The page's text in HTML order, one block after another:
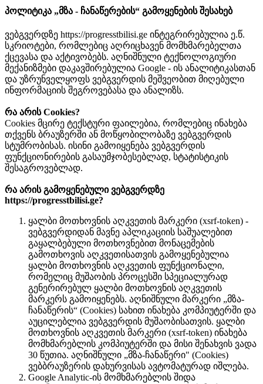
პოლიტიკა „მზა - ჩანაწერების“ გამოყენების შესახებ
ვებგვერდზე https://progresstbilisi.ge ინტეგრირებულია ე.წ.
სკრიოტები, რომლებიც აღრიცხავენ მომხმარებელთა
ქცევასა და აქტივობებს. აღნიშნული ტექნოლოგიური
მექანიზმები დაკავშირებულია Google - ის ანალიტიკასთან
და უზრუნველყოფს ვებგვერდის მეშვეობით მიღებული
ინფორმაციის შეგროვებასა და ანალიზს.
რა არის Cookies?
Cookies მცირე ტექსტური ფაილებია, რომლებიც ინახება
თქვენს ბრაუზერში ან მოწყობილობაზე ვებგვერდის
სტუმრობისას. ისინი გამოიყენება ვებგვერდის
ფუნქციონირების გასაუმჯობესებლად, სტატისტიკის
შესაგროვებლად.
რა არის გამოყენებული ვებგვერდზე
https://progresstbilisi.ge?
ყალბი მოთხოვნის აღკვეთის მარკერი (xsrf-token) -
ვებგვერდიდან მავნე აპლიკაციის საშუალებით
გაყალბებული მოთხოვნებით მონაცემების
გამოთხოვის აღკვეთისათვის გამოყენებულია
ყალბი მოთხოვნის აღკვეთის ფუნქციონალი,
რომელიც მუშაობის პროცესში სპეციალურად
გენერირებულ ყალბი მოთხოვნის აღკვეთის
მარკერს გამოიყენებს. აღნიშნული მარკერი „მზა-
ჩანაწერის“ (Cookies) სახით ინახება კომპიუტერში და
აუცილებლია ვებგვერდის მუშაობისათვის. ყალბი
მოთხოვნის აღკვეთის მარკერი (xsrf-token) ინახება
მომხმარებლის კომპიუტერში და მისი შენახვის ვადა
30 წუთია. აღნიშნული „მზა-ჩანაწერი" (Cookies)
ვებბრაუზერის დახურვისას ავტომატურად იშლება.
Google Analytic-ის მომხმარებლის შიდა